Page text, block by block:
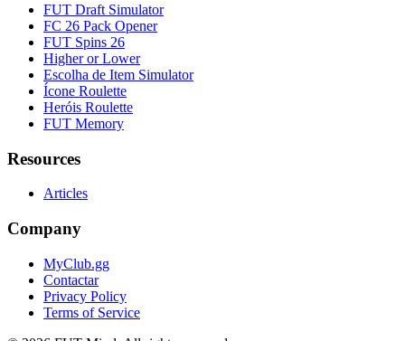
FUT Draft Simulator
FC 26 Pack Opener
FUT Spins 26
Higher or Lower
Escolha de Item Simulator
Ícone Roulette
Heróis Roulette
FUT Memory
Resources
Articles
Company
MyClub.gg
Contactar
Privacy Policy
Terms of Service